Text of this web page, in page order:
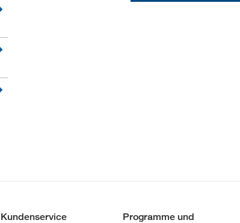
Kundenservice
Programme und